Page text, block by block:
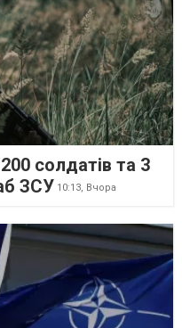
солдатів та 3
ЗСУ 10:13, Вчора